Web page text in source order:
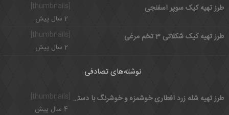
[thumbnails]
طرز تهیه کیک سوپر اسفنجی
2 سال پیش
طرز تهیه کیک شکلاتی 3 تخم مرغی
2 سال پیش
نوشته‌های تصادفی
[thumbnails] طرز تهیه شله زرد افطاری خوشمزه و خوشرنگ با دستور ساده
4 سال پیش